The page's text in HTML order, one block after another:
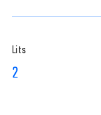
Lits
2